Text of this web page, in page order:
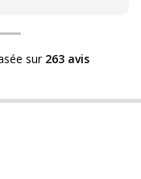
et on
cet aspect
vendu) et que
et valorisant pour
sur 263 avis